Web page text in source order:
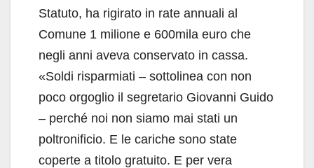
Statuto, ha rigirato in rate annuali al
Comune 1 milione e 600mila euro che
negli anni aveva conservato in cassa.
«Soldi risparmiati – sottolinea con non
poco orgoglio il segretario Giovanni Guido
– perché noi non siamo mai stati un
poltronificio. E le cariche sono state
coperte a titolo gratuito. E per vera